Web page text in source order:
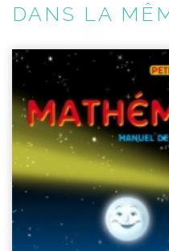
DANS LA